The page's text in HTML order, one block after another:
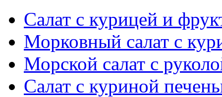
Салат с курицей и
Морковный салат с
Морской салат с
Салат с куриной